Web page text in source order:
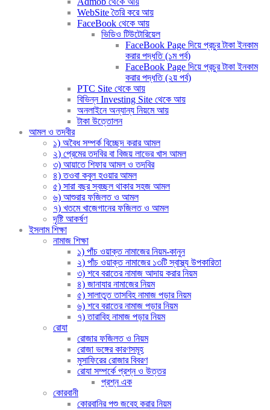
WebSite তৈরি করে আয়
FaceBook থেকে আয়
ভিডিও টিউটোরিয়েল
FaceBook Page দিয়ে প্রচুর টাকা ইনকাম
করার পদ্ধতি (১ম পর্ব)
FaceBook Page দিয়ে প্রচুর টাকা ইনকাম
করার পদ্ধতি (২য় পর্ব)
PTC Site থেকে আয়
বিভিন্ন Investing Site থেকে আয়
অনলাইনে অন্যান্য নিয়মে আয়
টাকা উত্তোলন
আমল ও তদবীর
১) অবৈধ সম্পর্ক বিচ্ছেদ করার আমল
২) প্রেমের তদবির বা বিজয় লাভের খাস আমল
৩) আয়াতে শিফার আমল ও তদবির
৪) তওবা কবুল হওয়ার আমল
৫) সারা বছর স্বচ্ছল থাকার সহজ আমল
৬) আশুরার ফজিলত ও আমল
৭) খতমে খাজেগানের ফজিলত ও আমল
দৃষ্টি আকর্ষণ
ইসলাম শিক্ষা
নামাজ শিক্ষা
১) পাঁচ ওয়াক্ত নামাজের নিয়ম-কানুন
২) পাঁচ ওয়াক্ত নামাজের ১৩টি স্বাস্থ্য উপকারিতা
৩) শবে বরাতের নামাজ আদায় করার নিয়ম
৪) জানাযার নামাজের নিয়ম
৫) সালাতুত তাসবিহ নামাজ পড়ার নিয়ম
৬) শবে বরাতের নামাজ পড়ার নিয়ম
৭) তারাবিহ নামাজ পড়ার নিয়ম
রোযা
রোজার ফজিলত ও নিয়ম
রোজা ভঙ্গের কারণসমূহ
মুসাফিরের রোজার বিবরণ
রোযা সম্পর্কে প্রশ্ন ও উত্তর
প্রশ্ন এক
কোরবানী
কোরবানির পশু জবেহ করার নিয়ম